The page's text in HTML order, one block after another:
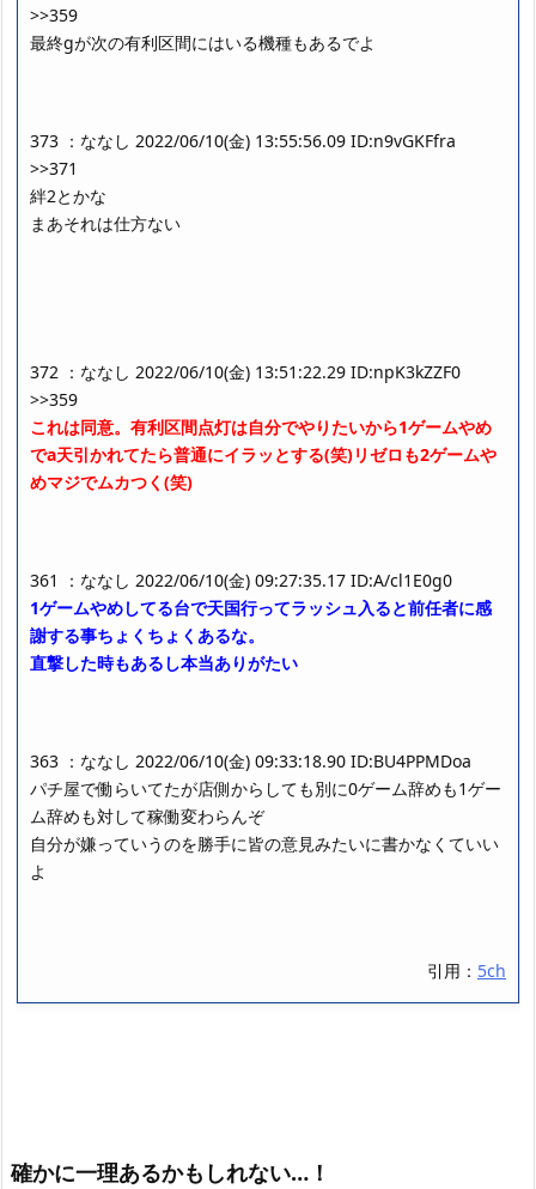
>>359
最終gが次の有利区間にはいる機種もあるでよ
373 ：ななし 2022/06/10(金) 13:55:56.09 ID:n9vGKFfra
>>371
絆2とかな
まあそれは仕方ない
372 ：ななし 2022/06/10(金) 13:51:22.29 ID:npK3kZZF0
>>359
これは同意。有利区間点灯は自分でやりたいから1ゲームやめ
でa天引かれてたら普通にイラッとする(笑)リゼロも2ゲームや
めマジでムカつく(笑)
361 ：ななし 2022/06/10(金) 09:27:35.17 ID:A/cl1E0g0
1ゲームやめしてる台で天国行ってラッシュ入ると前任者に感
謝する事ちょくちょくあるな。
直撃した時もあるし本当ありがたい
363 ：ななし 2022/06/10(金) 09:33:18.90 ID:BU4PPMDoa
パチ屋で働らいてたが店側からしても別に0ゲーム辞めも1ゲー
ム辞めも対して稼働変わらんぞ
自分が嫌っていうのを勝手に皆の意見みたいに書かなくていい
よ
引用： 5ch
確かに一理あるかもしれない…！